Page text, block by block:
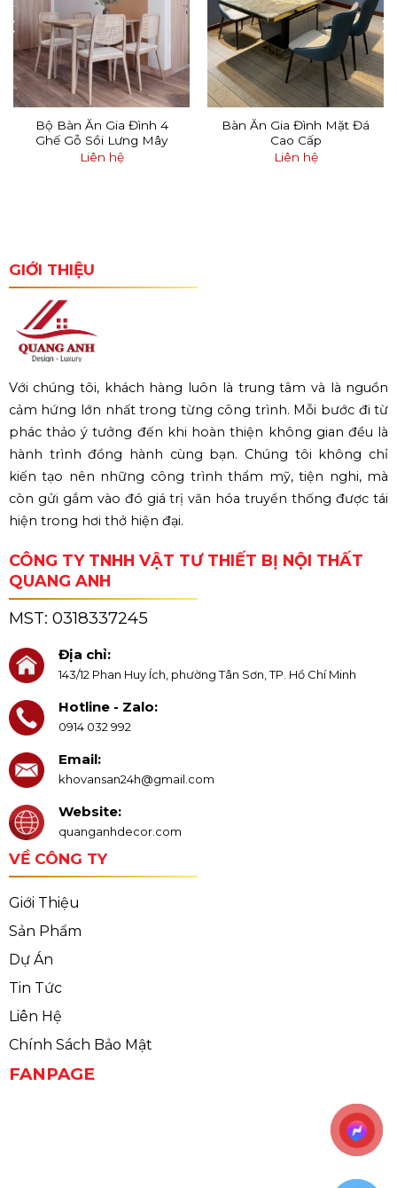
Bộ Bàn Ăn Gia Đình 4
Ghế Gỗ Sồi Lưng Mây
Liên hệ
Bàn Ăn Gia Đình Mặt Đá
Cao Cấp
Liên hệ
GIỚI THIỆU
Với chúng tôi, khách hàng luôn là trung tâm và là nguồn
cảm hứng lớn nhất trong từng công trình. Mỗi bước đi từ
phác thảo ý tưởng đến khi hoàn thiện không gian đều là
hành trình đồng hành cùng bạn. Chúng tôi không chỉ
kiến tạo nên những công trình thẩm mỹ, tiện nghi, mà
còn gửi gắm vào đó giá trị văn hóa truyền thống được tái
hiện trong hơi thở hiện đại.
CÔNG TY TNHH VẬT TƯ THIẾT BỊ NỘI THẤT
QUANG ANH
MST: 0318337245
Địa chỉ:
143/12 Phan Huy Ích, phường Tân Sơn, TP. Hồ Chí Minh
Hotline - Zalo:
0914 032 992
Email:
khovansan24h@gmail.com
Website:
quanganhdecor.com
VỀ CÔNG TY
Giới Thiệu
Sản Phẩm
Dự Án
Tin Tức
Liên Hệ
Chính Sách Bảo Mật
FANPAGE